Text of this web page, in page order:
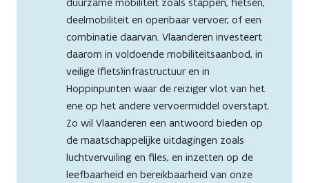
deelmobiliteit en openbaar vervoer, of een
combinatie daarvan. Vlaanderen investeert
daarom in voldoende mobiliteitsaanbod, in
veilige (fiets)infrastructuur en in
Hoppinpunten waar de reiziger vlot van het
ene op het andere vervoermiddel overstapt.
Zo wil Vlaanderen een antwoord bieden op
de maatschappelijke uitdagingen zoals
luchtvervuiling en files, en inzetten op de
leefbaarheid en bereikbaarheid van onze